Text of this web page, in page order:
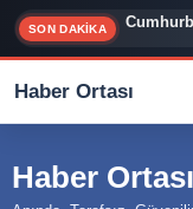
SON DAKİKA
Haber Ortası
Haber Ortası